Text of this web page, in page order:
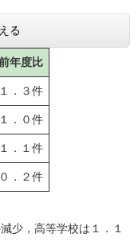
る
年度比
１．３件
．０件
．１件
０．２件
少，高等学校は１．１